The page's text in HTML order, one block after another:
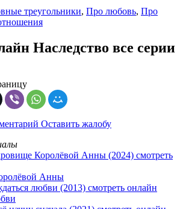
треугольники, Про любовь, Про
Наследство все серии
Оставить жалобу
Анны